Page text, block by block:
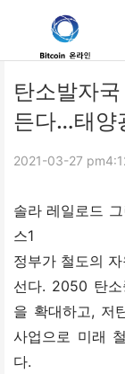
탄소발자국
든다…태양
2021-03-27
솔라 레일로드
스1
정부가 철도의
선다. 2050 탄
을 확대하고, 저
사업으로 미래
다.